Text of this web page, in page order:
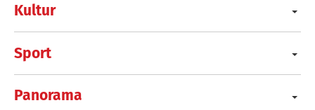
Kultur
Sport
Panorama